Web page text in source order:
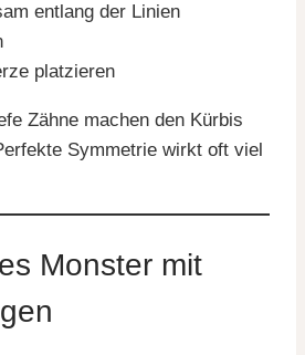
entlang der Linien
platzieren
Zähne machen den Kürbis
Symmetrie wirkt oft viel
Monster mit